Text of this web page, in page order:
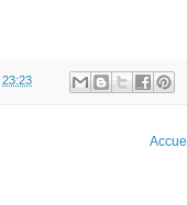
23:23